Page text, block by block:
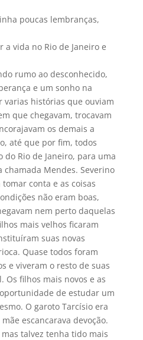
poucas lembranças,
vida no Rio de Janeiro e
rumo ao desconhecido,
e um sonho na
varias histórias que ouviam
que chegavam, trocavam
os demais a
até que por fim, todos
Rio de Janeiro, para uma
Mendes. Severino
conta e as coisas
não eram boas,
nem perto daquelas
mais velhos ficaram
suas novas
Quase todos foram
e viveram o resto de suas
Os filhos mais novos e as
de estudar um
O garoto Tarcísio era
escancarava devoção.
talvez tenha tido mais